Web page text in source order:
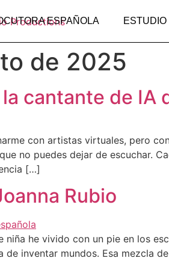
ESPAÑOLA
de 2025
cantante de
con artistas virtuales, pero
no puedes dejar de escuchar.
[…]
Rubio
niña he vivido con un pie en los
inventar mundos. Esa mezcla